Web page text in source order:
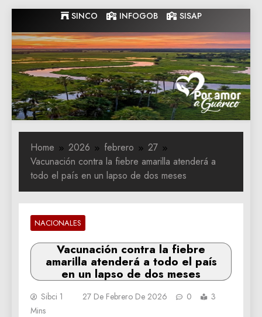
to
content
SINCO INFOGOB SISAP
Gobernacion
de Guarico
Gobernacion de Guarico
Home 2026 febrero
27
Vacunación contra la fiebre amarilla atenderá a
todo el país en un lapso de dos meses
NACIONALES
Vacunación contra la fiebre
amarilla atenderá a todo el país
en un lapso de dos meses
Sibci 1 27 De Febrero De 2026 0
3
Mins